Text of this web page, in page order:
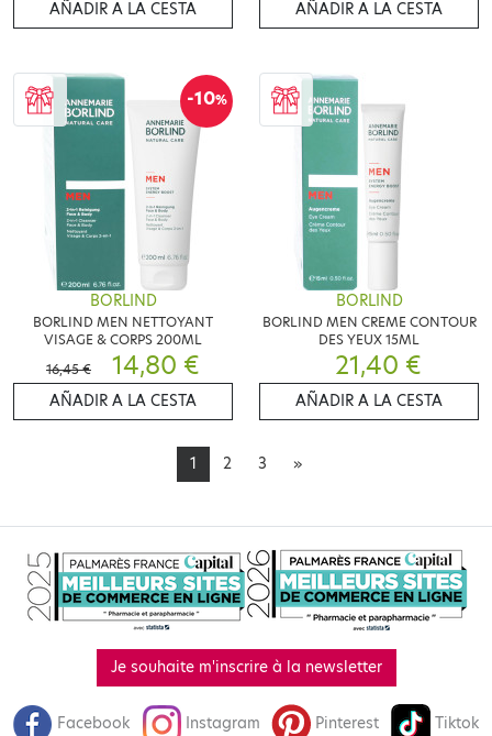
AÑADIR A LA CESTA AÑADIR A LA CESTA
-10%
BORLIND
BORLIND MEN NETTOYANT
VISAGE & CORPS 200ML
16,45 €
14,80 €
AÑADIR A LA CESTA
BORLIND
BORLIND MEN CREME CONTOUR
DES YEUX 15ML
21,40 €
AÑADIR A LA CESTA
1 2 3 »
Je souhaite m'inscrire à la newsletter
Facebook Instagram Pinterest Tiktok